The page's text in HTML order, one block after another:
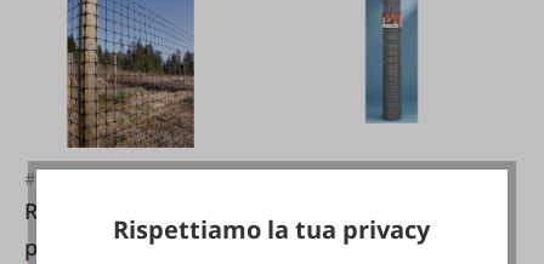
#FA77824
Recinzione in
plastica per animali
annodato Altezza 1
Rispettiamo la tua privacy